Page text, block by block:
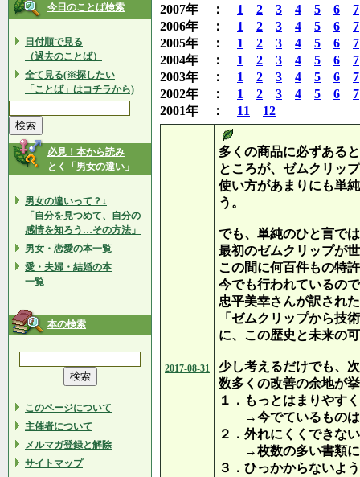
今日のことば検索
日付順で見る
（過去のことば）
全て見る(※探したい
「ことば」はコチラから)
必見！本から読み
とく「男女の違い」
男女の違いって？↓
「自分を見つめて、自分の
感情を知ろう…その方法」
男女・恋愛の本一覧
愛・夫婦・結婚の本
一覧
本の検索
このページについて
主催者について
メルマガ登録と解除
サイトマップ
2007年 ： 1 2 3 4 5 6
7
2006年 ： 1 2 3 4 5 6
7
2005年 ： 1 2 3 4 5 6
7
2004年 ： 1 2 3 4 5 6
7
2003年 ： 1 2 3 4 5 6
7
2002年 ： 1 2 3 4 5 6
7
2001年 ： 11 12
2017-08-31
多くの商品に必ずある
ところが、ゼムクリッ
使い方があまりにも単
う。
でも、単純のひと言で
最初のゼムクリップが
この間に何百件もの特
今でも行われているの
忠平美幸さんが訳された
「ゼムクリップから技
に、この歴史と未来の
少し考えるだけでも、
数多くの改善の余地が
１．もっとはまりやす
→今でているものは
２．外れにくくできな
→枚数の多い書類に
３．ひっかからないよ